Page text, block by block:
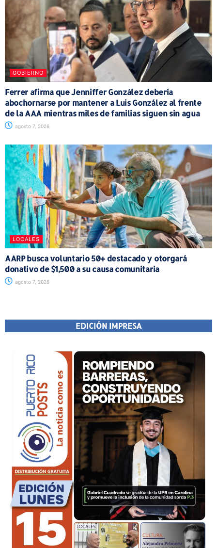
GOBIERNO
Ferrer afirma que Jenniffer González debería
abochornarse por mantener a Luis González al frente
de la AAA mientras miles de familias siguen sin agua
agosto 7, 2026
LOCALES
AARP busca voluntario 50+ destacado y otorgará
donativo de $1,500 a su causa comunitaria
agosto 7, 2026
EDICIÓN IMPRESA